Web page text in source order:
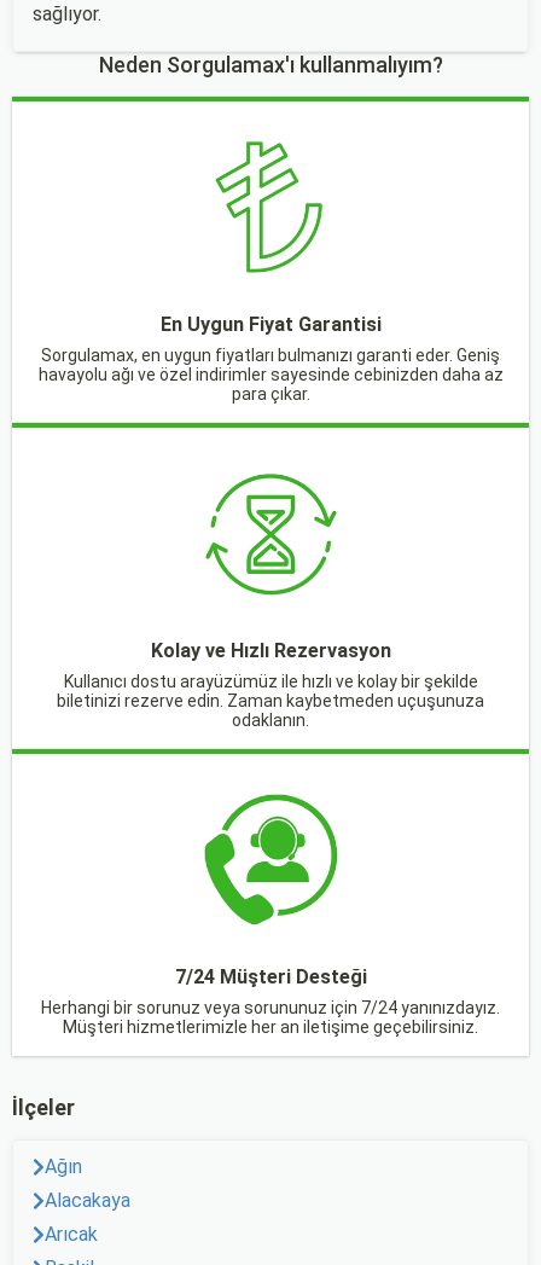
sağlıyor.
Neden Sorgulamax'ı kullanmalıyım?
En Uygun Fiyat Garantisi
Sorgulamax, en uygun fiyatları bulmanızı garanti eder. Geniş
havayolu ağı ve özel indirimler sayesinde cebinizden daha az
para çıkar.
Kolay ve Hızlı Rezervasyon
Kullanıcı dostu arayüzümüz ile hızlı ve kolay bir şekilde
biletinizi rezerve edin. Zaman kaybetmeden uçuşunuza
odaklanın.
7/24 Müşteri Desteği
Herhangi bir sorunuz veya sorununuz için 7/24 yanınızdayız.
Müşteri hizmetlerimizle her an iletişime geçebilirsiniz.
İlçeler
Ağın
Alacakaya
Arıcak